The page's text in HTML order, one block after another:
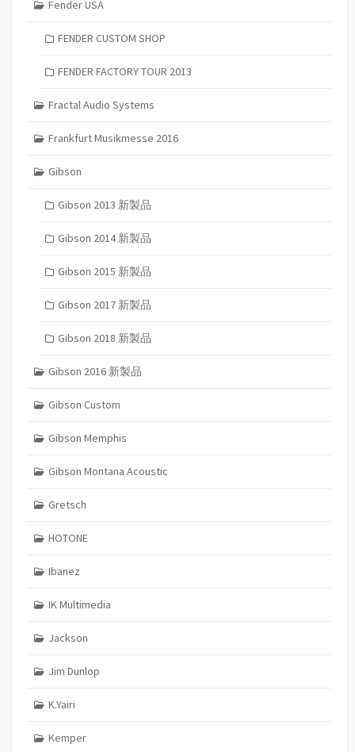
Fender USA
FENDER CUSTOM SHOP
FENDER FACTORY TOUR 2013
Fractal Audio Systems
Frankfurt Musikmesse 2016
Gibson
Gibson 2013 新製品
Gibson 2014 新製品
Gibson 2015 新製品
Gibson 2017 新製品
Gibson 2018 新製品
Gibson 2016 新製品
Gibson Custom
Gibson Memphis
Gibson Montana Acoustic
Gretsch
HOTONE
Ibanez
IK Multimedia
Jackson
Jim Dunlop
K.Yairi
Kemper